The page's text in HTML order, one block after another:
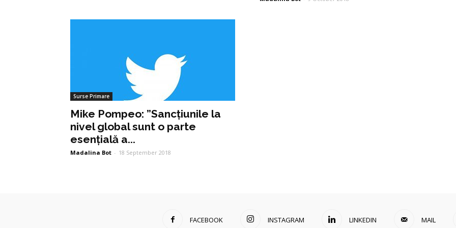
Surse Primare
Mike Pompeo: ”Sancțiunile la
nivel global sunt o parte
esențială a...
Madalina Bot - 18 September 2018
FACEBOOK INSTAGRAM LINKEDIN MAIL